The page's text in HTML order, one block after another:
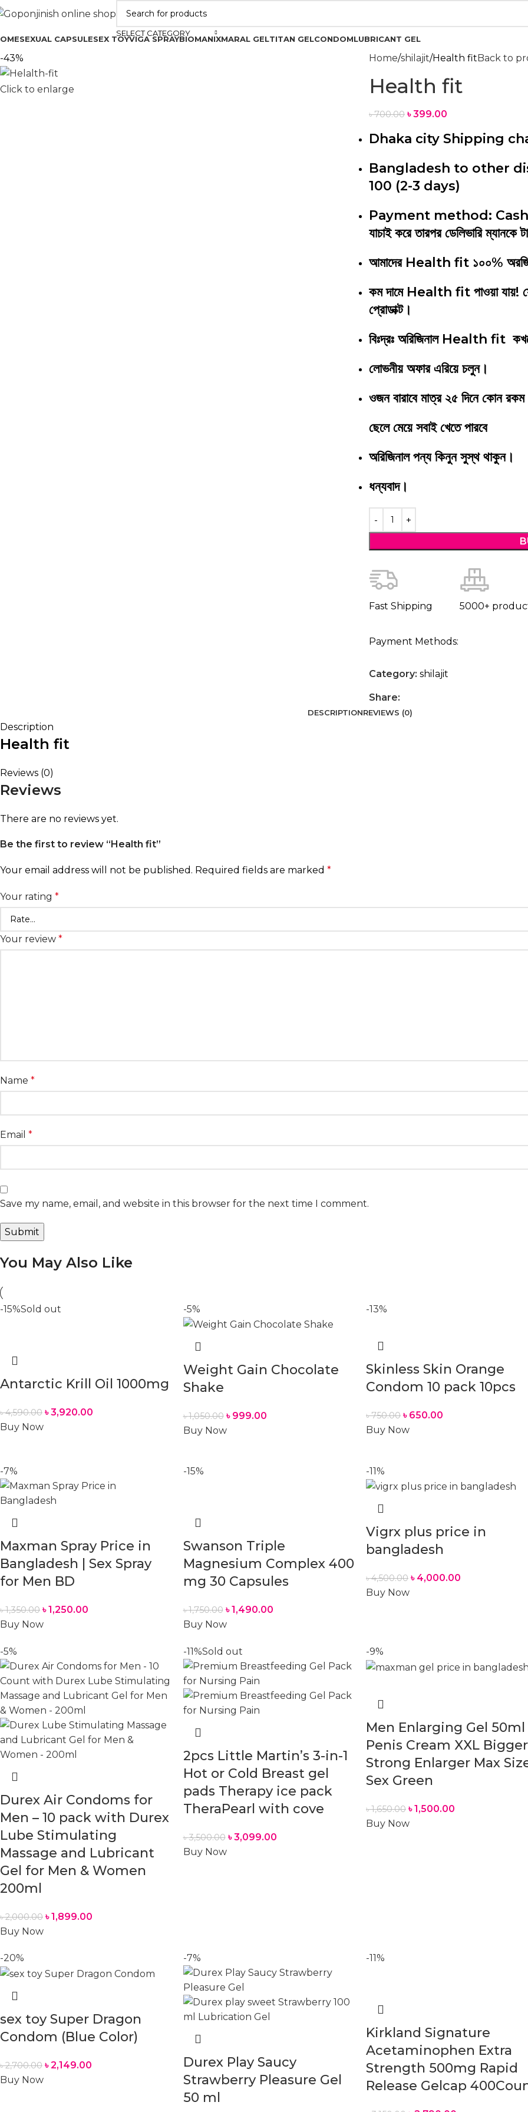
SELECT CATEGORY
SEXUAL CAPSULESEX TOYVIGA SPRAYBIOMANIXMARAL GELTITAN GELCONDOMLUBRICANT GEL
-43%
Click to enlarge
Home shilajit Health fitBack to
Health fit
৳700.00 ৳399.00
Dhaka city Shipping
Bangladesh to other
100 (2-3 days)
Payment method: Cash
যাচাই করে তারপর ডেলিভারি ম্যানকে
আমাদের Health fit ১০০%
কম দামে Health fit পাওয়া যায়!
প্রোডাক্ট।
বিঃদ্রঃ অরিজিনাল Health fit
লোভনীয় অফার এরিয়ে চলুন।
ওজন বারাবে মাত্র ২৫ দিনে কোন রকম
ছেলে মেয়ে সবাই খেতে পারবে
অরিজিনাল পন্য কিনুন সুস্থ থাকুন।
ধন্যবাদ।
Fast Shipping 5000+
Payment Methods:
Category: shilajit
Share:
DESCRIPTIONREVIEWS (0)
Description
Health fit
Reviews (0)
Reviews
There are no reviews yet.
Be the first to review “Health fit”
Your email address will not be published. Required fields are marked *
Your rating *
Your review *
Name *
Email *
Save my name, email, and website in this browser for the next time I comment.
You May Also Like
-15%Sold out
Antarctic Krill Oil 1000mg
৳4,590.00 ৳3,920.00
Buy Now
-5%
Weight Gain Chocolate
Shake
৳1,050.00 ৳ 999.00
Buy Now
-13%
Skinless Skin Orange
Condom 10 pack 10pcs
৳750.00 ৳ 650.00
Buy Now
-7%
Maxman Spray Price in
Bangladesh | Sex Spray
for Men BD
৳1,350.00 ৳1,250.00
Buy Now
-15%
Swanson Triple
Magnesium Complex 400
mg 30 Capsules
৳1,750.00 ৳1,490.00
Buy Now
-11%
Vigrx plus price in
bangladesh
৳4,500.00 ৳ 4,000.00
Buy Now
-5%
Durex Air Condoms for
Men – 10 pack with Durex
Lube Stimulating
Massage and Lubricant
Gel for Men & Women
200ml
৳2,000.00 ৳1,899.00
Buy Now
-11%Sold out
2pcs Little Martin’s 3-in-1
Hot or Cold Breast gel
pads Therapy ice pack
TheraPearl with cove
৳3,500.00 ৳3,099.00
Buy Now
-9%
Men Enlarging Gel 50ml
Penis Cream XXL Bigger
Strong Enlarger Max
Sex Green
৳1,650.00 ৳1,500.00
Buy Now
-20%
sex toy Super Dragon
Condom (Blue Color)
৳2,700.00 ৳2,149.00
Buy Now
-7%
Durex Play Saucy
Strawberry Pleasure Gel
50 ml
-11%
Kirkland Signature
Acetaminophen Extra
Strength 500mg Rapid
Release Gelcap